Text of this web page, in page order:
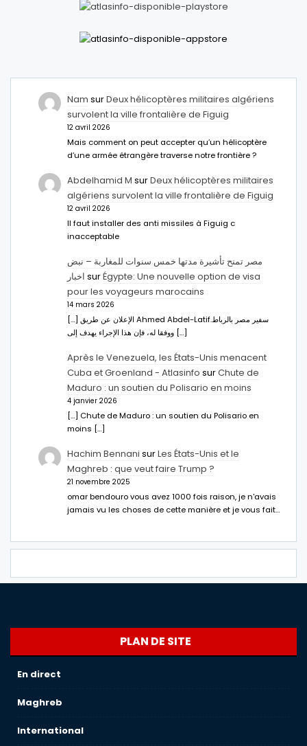
Nam surDeux hélicoptères militaires algériens
survolent la ville frontalière de Figuig
12 avril 2026
Mais comment on peut accepter qu’un hélicoptère
d’une armée étrangère traverse notre frontière ?
Abdelhamid M surDeux hélicoptères militaires
algériens survolent la ville frontalière de Figuig
12 avril 2026
Il faut installer des anti missiles à Figuig c
inacceptable
مصر تمنح تأشيرة مدتها خمس سنوات للمغاربة – نبض
اخبار surÉgypte: Une nouvelle option de visa
pour les voyageurs marocains
14 mars 2026
[…] الإعلان عن طريق Ahmed Abdel-Latifسفير مصر بالرباط.
ووفقا له، فإن هذا الإجراء يهدف إلى […]
Après le Venezuela, les États-Unis menacent
Cuba et Groenland - Atlasinfo surChute de
Maduro : un soutien du Polisario en moins
4 janvier 2026
[…] Chute de Maduro : un soutien du Polisario en
moins […]
Hachim Bennani surLes États-Unis et le
Maghreb : que veut faire Trump ?
21 novembre 2025
omar bendouro vous avez 1000 fois raison, je n'avais
jamais vu les choses de cette manière et je vous fait…
PLAN DE SITE
En direct
Maghreb
International